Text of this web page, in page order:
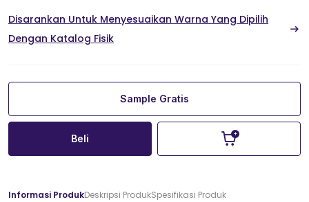
Disarankan Untuk Menyesuaikan Warna Yang Dipilih
Dengan Katalog Fisik
Sample Gratis
Beli
Informasi ProdukDeskripsi ProdukSpesifikasi Produk